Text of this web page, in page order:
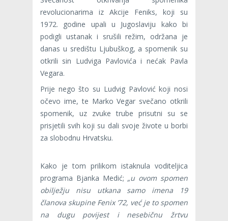
revolucionarima iz Akcije Feniks, koji su
1972. godine upali u Jugoslaviju kako bi
podigli ustanak i srušili režim, održana je
danas u središtu Ljubuškog, a spomenik su
otkrili sin Ludviga Pavlovića i nećak Pavla
Vegara.
Prije nego što su Ludvig Pavlović koji nosi
očevo ime, te Marko Vegar svečano otkrili
spomenik, uz zvuke trube prisutni su se
prisjetili svih koji su dali svoje živote u borbi
za slobodnu Hrvatsku.
Kako je tom prilikom istaknula voditeljica
programa Bjanka Medić; „u ovom spomen
obilježju nisu utkana samo imena 19
članova skupine Fenix ’72, već je to spomen
na dugu povijest i nesebičnu žrtvu